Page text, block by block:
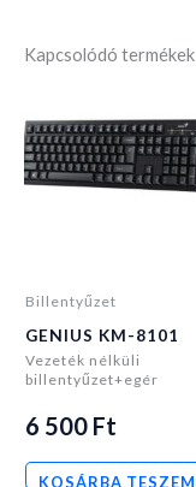
Kapcsolódó termékek
Billentyűzet
GENIUS KM-8101
Vezeték nélküli
billentyűzet+egér
6 500 Ft
KOSÁRBA TESZEM